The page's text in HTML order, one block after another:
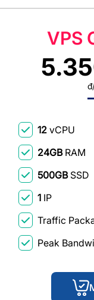
VPS
12 vCPU
24GBRAM
500GBSSD
1 IP
Traffic
Peak